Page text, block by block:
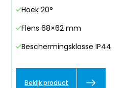
Hoek 20°
Flens 68×62 mm
Beschermingsklasse IP44
Bekijk product